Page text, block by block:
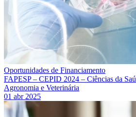
Oportunidades de Financiamento
FAPESP – CEPID 2024 – Ciências da
Agronomia e Veterinária
01 abr 2025